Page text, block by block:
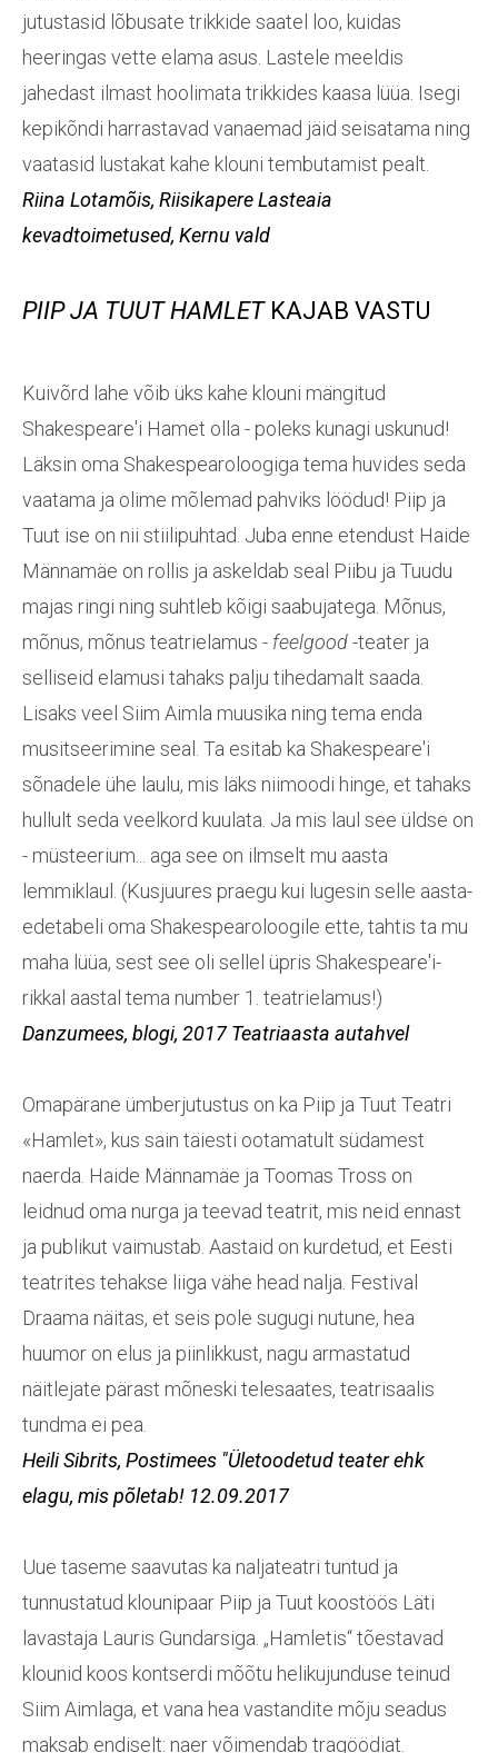
jutustasid lõbusate trikkide saatel loo, kuidas
heeringas vette elama asus. Lastele meeldis
jahedast ilmast hoolimata trikkides kaasa lüüa. Isegi
kepikõndi harrastavad vanaemad jäid seisatama ning
vaatasid lustakat kahe klouni tembutamist pealt.
Riina Lotamõis, Riisikapere Lasteaia
kevadtoimetused, Kernu vald
PIIP JA TUUT HAMLETKAJAB VASTU
Kuivõrd lahe võib üks kahe klouni mängitud
Shakespeare'i Hamet olla - poleks kunagi uskunud!
Läksin oma Shakespearoloogiga tema huvides seda
vaatama ja olime mõlemad pahviks löödud! Piip ja
Tuut ise on nii stiilipuhtad. Juba enne etendust Haide
Männamäe on rollis ja askeldab seal Piibu ja Tuudu
majas ringi ning suhtleb kõigi saabujatega. Mõnus,
mõnus, mõnus teatrielamus - feelgood-teater ja
selliseid elamusi tahaks palju tihedamalt saada.
Lisaks veel Siim Aimla muusika ning tema enda
musitseerimine seal. Ta esitab ka Shakespeare'i
sõnadele ühe laulu, mis läks niimoodi hinge, et tahaks
hullult seda veelkord kuulata. Ja mis laul see üldse on
- müsteerium... aga see on ilmselt mu aasta
lemmiklaul. (Kusjuures praegu kui lugesin selle aasta-
edetabeli oma Shakespearoloogile ette, tahtis ta mu
maha lüüa, sest see oli sellel üpris Shakespeare'i-
rikkal aastal tema number 1. teatrielamus!)
Danzumees, blogi, 2017 Teatriaasta autahvel
Omapärane ümberjutustus on ka Piip ja Tuut Teatri
«Hamlet», kus sain täiesti ootamatult südamest
naerda. Haide Männamäe ja Toomas Tross on
leidnud oma nurga ja teevad teatrit, mis neid ennast
ja publikut vaimustab. Aastaid on kurdetud, et Eesti
teatrites tehakse liiga vähe head nalja. Festival
Draama näitas, et seis pole sugugi nutune, hea
huumor on elus ja piinlikkust, nagu armastatud
näitlejate pärast mõneski telesaates, teatrisaalis
tundma ei pea.
Heili Sibrits, Postimees "Ületoodetud teater ehk
elagu, mis põletab! 12.09.2017
Uue taseme saavutas ka naljateatri tuntud ja
tunnustatud klounipaar Piip ja Tuut koostöös Läti
lavastaja Lauris Gundarsiga. „Hamletis“ tõestavad
klounid koos kontserdi mõõtu helikujunduse teinud
Siim Aimlaga, et vana hea vastandite mõju seadus
maksab endiselt: naer võimendab tragöödiat.